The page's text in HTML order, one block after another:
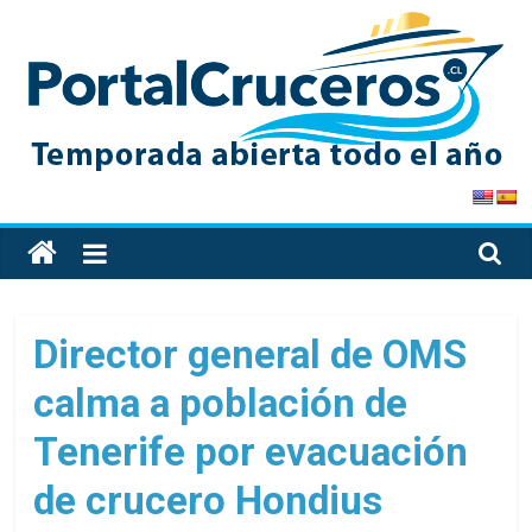
content
PortalCruceros
Toda
la
de
cruceros
en
sitio
Director general de OMS
calma a población de
Tenerife por evacuación
de crucero Hondius